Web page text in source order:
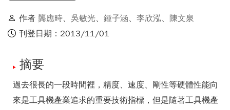
作者 龔應時、 吳敏光、 鍾子涵、 李欣泓、 陳文泉
刊登日期：2013/11/01
摘要
過去很長的一段時間裡，精度、速度、剛性等硬體性能向
來是工具機產業追求的重要技術指標，但是隨著工具機產